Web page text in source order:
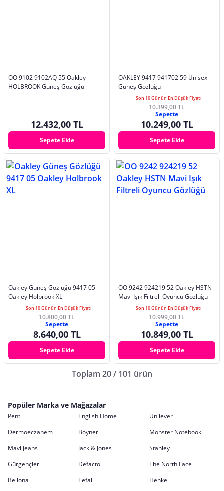
OO 9102 9102AQ 55 Oakley
HOLBROOK Güneş Gözlüğü
12.432,00 TL
Sepete Ekle
OAKLEY 9417 941702 59 Unisex
Güneş Gözlüğü
Son 10 Günün En Düşük Fiyatı
10.399,00 TL
Sepette
10.249,00 TL
Sepete Ekle
Oakley Güneş Gözlüğü 9417 05
Oakley Holbrook XL
Son 10 Günün En Düşük Fiyatı
10.800,00 TL
Sepette
8.640,00 TL
Sepete Ekle
OO 9242 924219 52 Oakley HSTN
Mavi Işık Filtreli Oyuncu Gözlüğü
Son 10 Günün En Düşük Fiyatı
10.999,00 TL
Sepette
10.849,00 TL
Sepete Ekle
Toplam 20 / 101 ürün
Popüler Marka ve Mağazalar
Penti English Home
Unilever
Dermoeczanem
Boyner
Monster Notebook
Mavi Jeans
Jack & Jones
Stanley
Gürgençler
Defacto
The North Face
Bellona
Tefal
Henkel